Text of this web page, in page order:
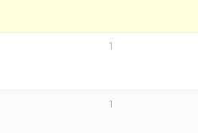
1
1